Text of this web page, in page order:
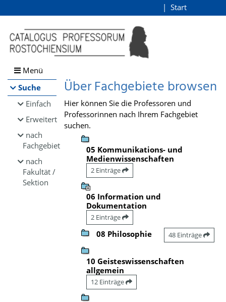
Browsen
direkt zum Inhalt
Start
Menü
Suche
Einfach
Erweitert
nach
Fachgebiet
nach
Fakultät /
Sektion
Über Fachgebiete browsen
Hier können Sie die Professoren und
Professorinnen nach Ihrem Fachgebiet
suchen.
05 Kommunikations- und
Medienwissenschaften
2 Einträge
06 Information und
Dokumentation
2 Einträge
08 Philosophie 48 Einträge
10 Geisteswissenschaften
allgemein
12 Einträge